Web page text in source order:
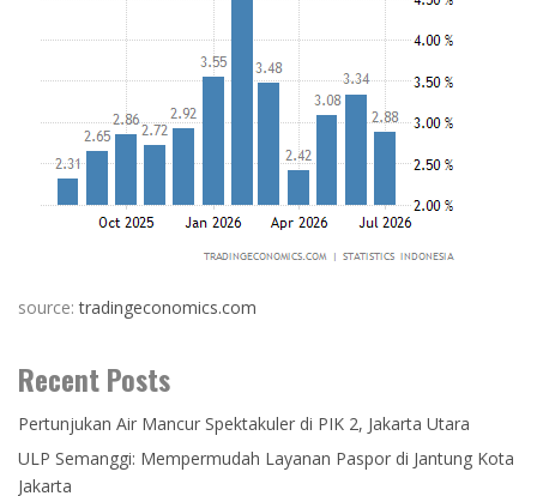
source:tradingeconomics.com
Recent Posts
Pertunjukan Air Mancur Spektakuler di PIK 2, Jakarta Utara
ULP Semanggi: Mempermudah Layanan Paspor di Jantung Kota
Jakarta